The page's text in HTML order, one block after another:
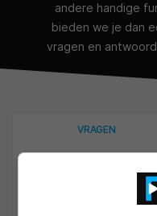
andere handige
bieden we je dan
vragen en
VRAGEN